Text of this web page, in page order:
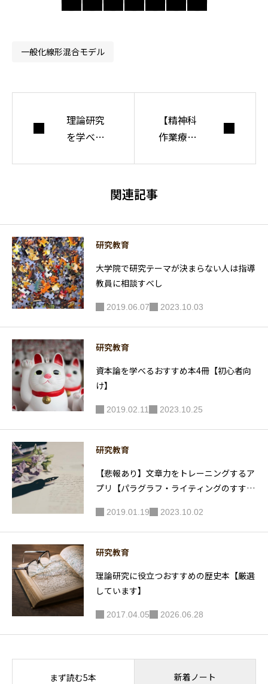
合えない世界で人
一般化線形混合モデル
理論研究
を学べる
【精神科
作業療
関連記事
研究教育
大学院で研究テーマが決まらない人は指導
教員に相談すべし
2019.06.07 2023.10.03
研究教育
資本論を学べるおすすめ本4冊【初心者向
け】
2019.02.11 2023.10.25
研究教育
【悲報あり】文章力をトレーニングするア
プリ【パラグラフ・ライティングのすす
2019.01.19 2023.10.02
研究教育
理論研究に役立つおすすめの歴史本【厳選
しています】
2017.04.05 2026.06.28
まず読む5本 新着ノート